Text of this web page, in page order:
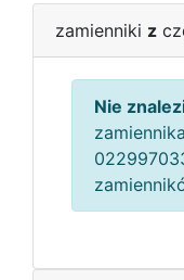
zamienniki z
Nie
zamiennika